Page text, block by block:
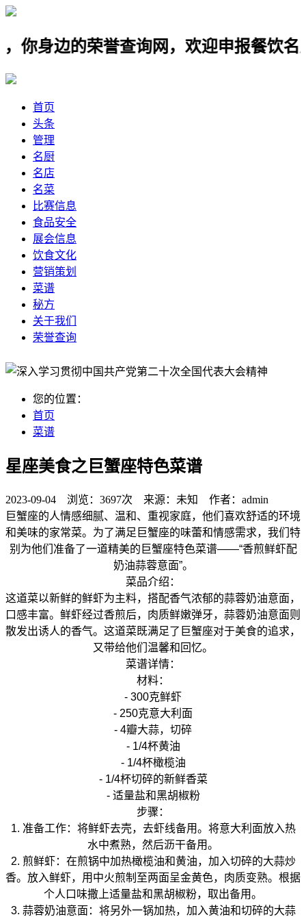
的荣誉查询网，欢迎申报餐饮名店，
首页
头条
管理
名厨
名店
名菜
比赛信息
食品安全
展会信息
饮食文化
营销策划
菜谱
秘方
关于我们
荣誉查询
您的位置：
首页
菜谱
星座美食之巨蟹座特色菜谱
2023-09-04 浏览： 3697次 来源： 未知 作者： admin
巨蟹座的人情感细腻、温和、重视家庭，他们喜欢舒适的环境
和美味的家常菜。为了满足巨蟹座的味蕾和情感需求，我们特
别为他们准备了一道精美的巨蟹座特色菜谱——“香煎鲜虾配
奶油蒜蓉意面”。
菜品介绍：
这道菜以新鲜的鲜虾为主料，搭配香气浓郁的蒜蓉奶油意面，
口感丰富。鲜虾经过香煎后，肉质鲜嫩弹牙，蒜蓉奶油意面则
散发出诱人的香气。这道菜既满足了巨蟹座对于美食的追求，
又带给他们温馨和回忆。
菜谱详情：
材料：
- 300克鲜虾
- 250克意大利面
- 4瓣大蒜，切碎
- 1/4杯黄油
- 1/4杯橄榄油
- 1/4杯切碎的新鲜香菜
- 适量盐和黑胡椒粉
步骤：
1. 准备工作：将鲜虾去壳，去虾线备用。将意大利面放入热
水中煮熟，然后沥干备用。
2. 煎鲜虾：在煎锅中加热橄榄油和黄油，加入切碎的大蒜炒
香。放入鲜虾，用中火煎制至两面呈金黄色，肉质变熟。根据
个人口味撒上适量盐和黑胡椒粉，取出备用。
3. 蒜蓉奶油意面：将另外一锅加热，加入黄油和切碎的大蒜